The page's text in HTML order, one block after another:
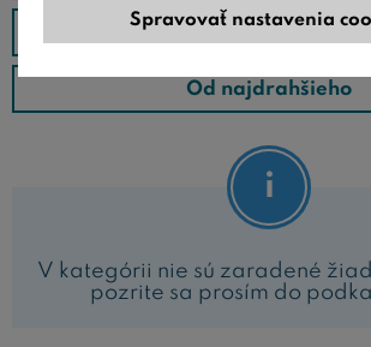
Od najlacnejšieho
Od najdrahšieho
V kategórii nie sú zaradené
pozrite sa prosím do
Spravovať nastavenia